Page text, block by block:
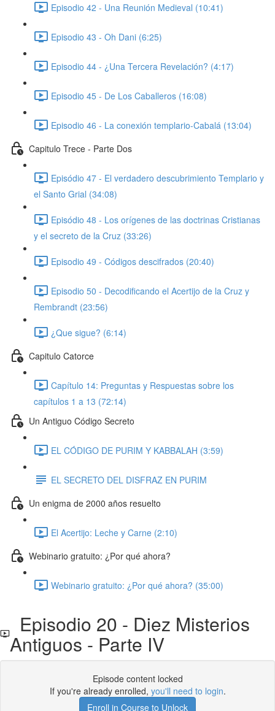
Episodio 42 - Una Reunión Medieval (10:41)
Episodio 43 - Oh Dani (6:25)
Episodio 44 - ¿Una Tercera Revelación? (4:17)
Episodio 45 - De Los Caballeros (16:08)
Episodio 46 - La conexión templario-Cabalá (13:04)
Capitulo Trece - Parte Dos
Episódio 47 - El verdadero descubrimiento Templario y
el Santo Grial (34:08)
Episódio 48 - Los orígenes de las doctrinas Cristianas
y el secreto de la Cruz (33:26)
Episodio 49 - Códigos descifrados (20:40)
Episodio 50 - Decodificando el Acertijo de la Cruz y
Rembrandt (23:56)
¿Que sigue? (6:14)
Capitulo Catorce
Capítulo 14: Preguntas y Respuestas sobre los
capítulos 1 a 13 (72:14)
Un Antiguo Código Secreto
EL CÓDIGO DE PURIM Y KABBALAH (3:59)
EL SECRETO DEL DISFRAZ EN PURIM
Un enigma de 2000 años resuelto
El Acertijo: Leche y Carne (2:10)
Webinario gratuito: ¿Por qué ahora?
Webinario gratuito: ¿Por qué ahora? (35:00)
Episodio 20 - Diez Misterios
Antiguos - Parte IV
Episode content locked
If you're already enrolled, you'll need to login.
Enroll in Course to Unlock